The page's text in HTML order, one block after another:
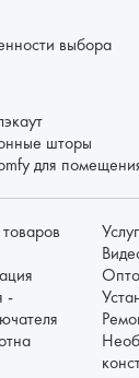
выбора
шторы
для